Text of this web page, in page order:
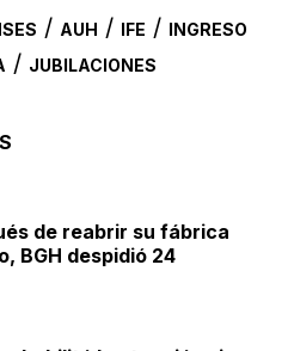
/ AUH / IFE / INGRESO
/ JUBILACIONES
de reabrir su fábrica
BGH despidió 24